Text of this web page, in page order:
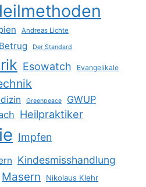
Andreas Lichte
Betrug Der Standard
Esowatch Evangelikale
Greenpeace GWUP
Heilpraktiker
Impfen
Kindesmisshandlung
Masern Nikolaus Klehr